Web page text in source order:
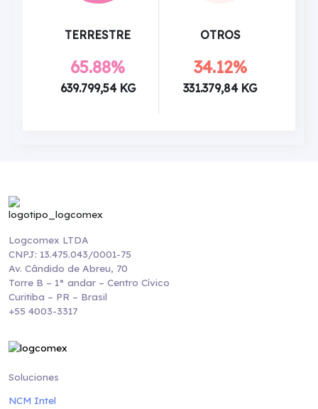
TERRESTRE
65.88%
639.799,54 KG
OTROS
34.12%
331.379,84 KG
Logcomex LTDA
CNPJ: 13.475.043/0001-75
Av. Cândido de Abreu, 70
Torre B – 1° andar – Centro Cívico
Curitiba – PR – Brasil
+55 4003-3317
Soluciones
NCM Intel